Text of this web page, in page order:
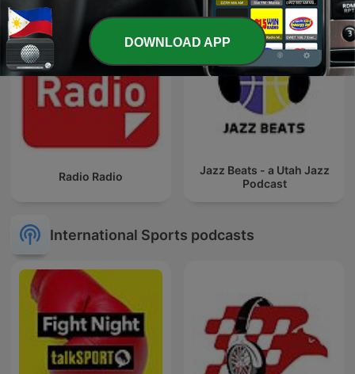
Radio Radio
Jazz Beats - a Utah Jazz
Podcast
International Sports podcasts
DOWNLOAD APP